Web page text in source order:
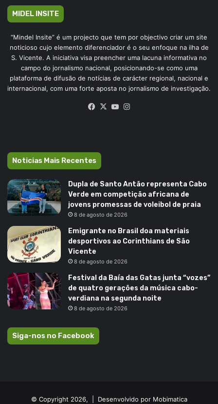
MIDEL INSITE
“Mindel Insite” é um projecto que tem por objectivo criar um site
noticioso cujo elemento diferenciador é o seu enfoque na ilha de
S. Vicente. A iniciativa visa preencher uma lacuna informativa no
campo do jornalismo nacional, posicionando-se como uma
plataforma de difusão de notícias de carácter regional, nacional e
internacional, com uma forte aposta no jornalismo de investigação.
Facebook
X YouTube
Noticias Mais Recentes
Dupla de Santo Antão representa Cabo
Verde em competição africana de
jovens promessas de voleibol de praia
8 de agosto de 2026
Emigrante no Brasil doa materiais
desportivos ao Corinthians de São
Vicente
8 de agosto de 2026
Festival da Baía das Gatas junta “vozes”
de quatro gerações da música cabo-
verdiana na segunda noite
8 de agosto de 2026
Siga-nos no Facebook
© Copyright 2026, | Desenvolvido por Mobimatica